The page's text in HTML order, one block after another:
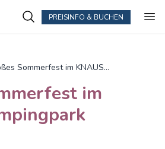
PREISINFO & BUCHEN
Sommerfest im KNAUS
im